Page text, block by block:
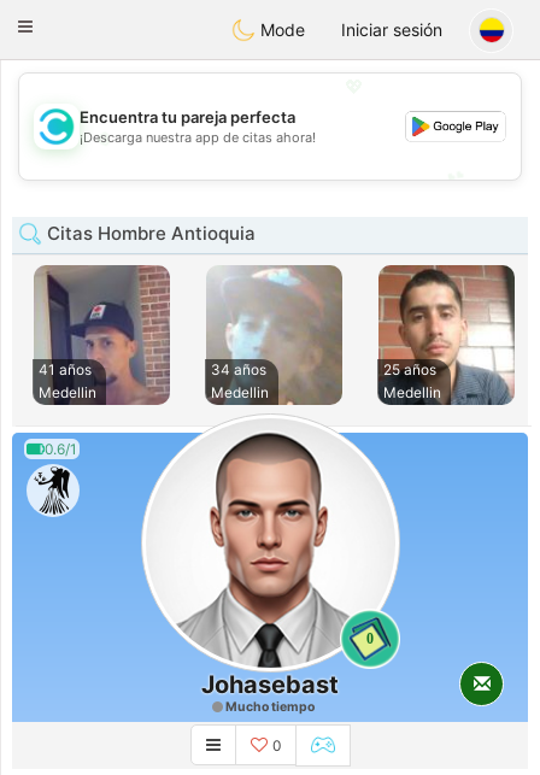
olombiaCitas
Toggle
Mode Iniciar sesión
💖
💕
Encuentra tu pareja perfecta
¡Descarga nuestra app de citas ahora!
Citas Hombre Antioquia
41 años
Medellin
34 años
Medellin
25 años
Medellin
0.6/1
0
Johasebast
Mucho tiempo
0